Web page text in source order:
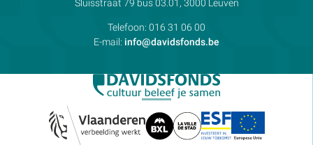
Sluisstraat 79 bus 03.01, 3000 Leuven
Telefoon: 016 31 06 00
E-mail: info@davidsfonds.be